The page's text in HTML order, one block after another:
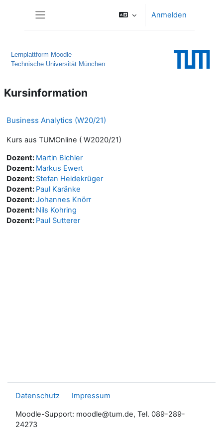
Anmelden
Lernplattform Moodle
Technische Universität München
Kursinformation
Business Analytics (W20/21)
Kurs aus TUMOnline ( W2020/21)
Dozent: Martin Bichler
Dozent: Markus Ewert
Dozent: Stefan Heidekrüger
Dozent: Paul Karänke
Dozent:Johannes Knörr
Dozent: Nils Kohring
Dozent: Paul Sutterer
Datenschutz Impressum
Moodle-Support: moodle@tum.de, Tel. 089-289-
24273